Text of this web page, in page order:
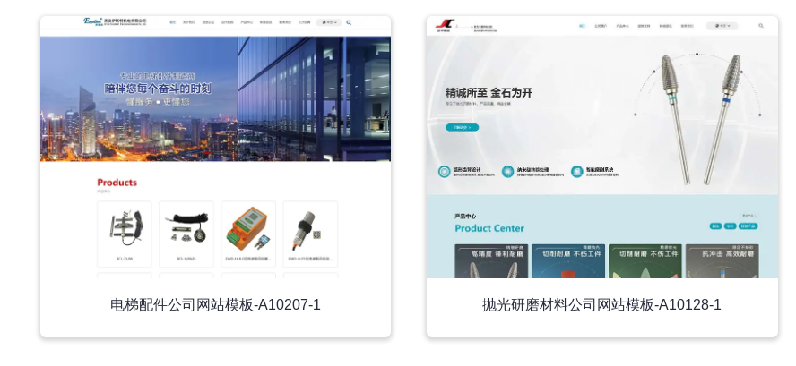
电梯配件公司网站模板-A10207-1 抛光研磨材料公司网站模板-A10128-1